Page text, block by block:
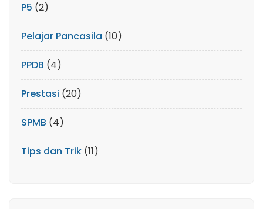
P5 (2)
Pelajar Pancasila (10)
PPDB (4)
Prestasi (20)
SPMB (4)
Tips dan Trik (11)